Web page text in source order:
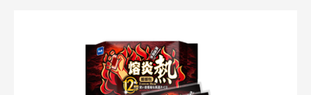
影音專區
購物平台